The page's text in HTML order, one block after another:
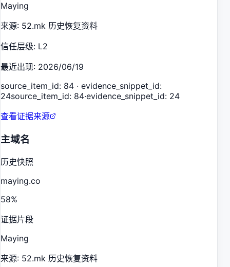
Maying
来源: 52.mk 历史恢复资料
信任层级: L2
最近出现: 2026/06/19
source_item_id: 84 · evidence_snippet_id:
24source_item_id: 84·evidence_snippet_id: 24
查看证据来源
主域名
历史快照
maying.co
58%
证据片段
Maying
来源: 52.mk 历史恢复资料